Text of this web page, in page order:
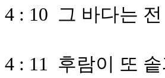
4 : 10 그 바다는
4 : 11 후람이 또